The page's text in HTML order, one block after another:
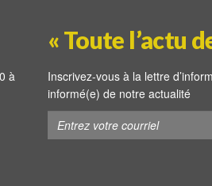
à
« Toute l’actu
Inscrivez-vous à la lettre
informé(e) de notre actualité